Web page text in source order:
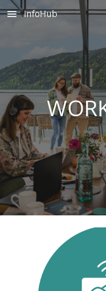
Skip to main content
InfoHub